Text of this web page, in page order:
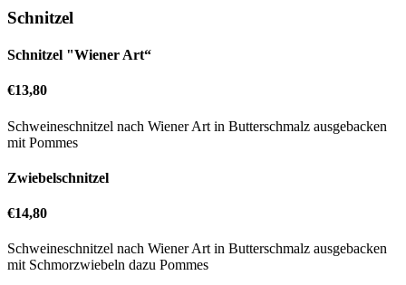
Schnitzel
Schnitzel "Wiener Art“
€13,80
Schweineschnitzel nach Wiener Art in Butterschmalz ausgebacken
mit Pommes
Zwiebelschnitzel
€14,80
Schweineschnitzel nach Wiener Art in Butterschmalz ausgebacken
mit Schmorzwiebeln dazu Pommes